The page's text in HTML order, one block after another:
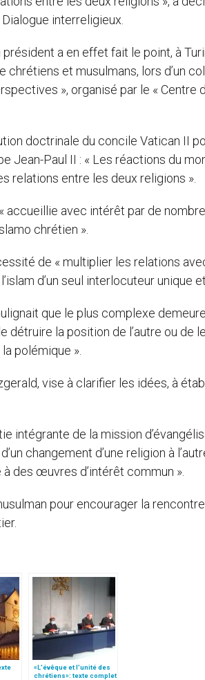
interreligieux.
a en effet fait le point, à
et musulmans, lors d’un
», organisé par le « Centre
doctrinale du concile Vatican II
Jean-Paul II : « Les réactions du
relations entre les deux religions ».
accueillie avec intérêt par de
chrétien ».
de « multiplier les relations
d’un seul interlocuteur unique
que le plus complexe
détruire la position de l’autre ou de
polémique ».
vise à clarifier les idées, à
de la mission
changement d’une religion à
des œuvres d’intérêt commun ».
pour encourager la
«L’évêque et l’unité des
chrétiens»: texte complet